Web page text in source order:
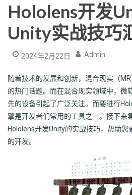
Hololens开发
Unity实战技巧
2024年2月22日 Admin
随着技术的发展和创新，混合现实（
的热门话题。而在混合现实领域中，微
先的设备引起了广泛关注。而要进行
擎是开发者们常用的工具之一。接下来
Hololens开发Unity的实战技巧，帮助您
的开发。